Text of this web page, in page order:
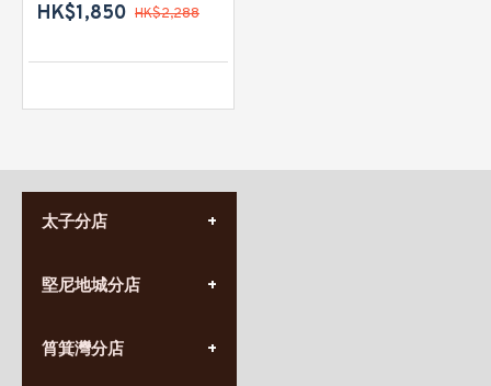
HK$1,850 HK$2,288
太子分店
營業時間:
九龍太子太子道西141號
堅尼地城分店
營業時間:
筲箕灣分店